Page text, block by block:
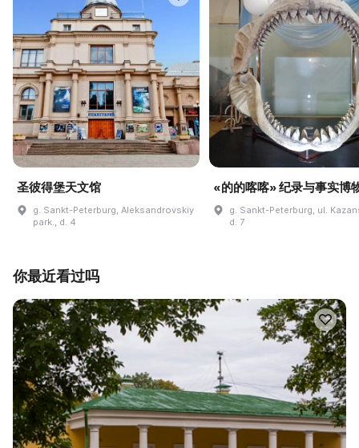
圣彼得堡天文馆
g. Sankt-Peterburg, Aleksandrovskiy
park., d. 4
«的的喀喀» 纪录与事实博
g. Sankt-Peterburg, ul.
d. 7
你最近看过吗